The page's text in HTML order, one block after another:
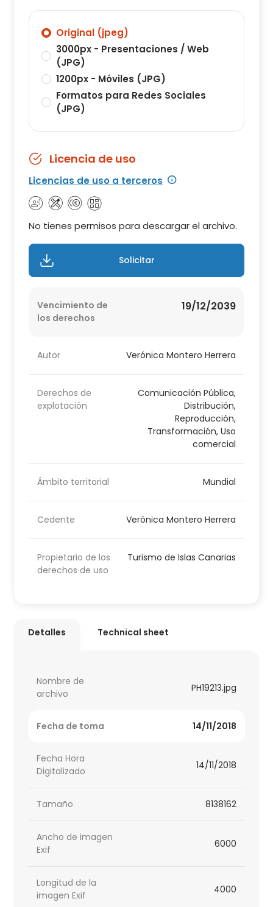
Original (jpeg)
3000px - Presentaciones / Web
(JPG)
1200px - Móviles (JPG)
Formatos para Redes Sociales
(JPG)
Licencia de uso
Licencias de uso a terceros
No tienes permisos para descargar el archivo.
Solicitar
Vencimiento de
los derechos
19/12/2039
Autor Verónica Montero Herrera
Derechos de
explotación
Comunicación Pública,
Distribución,
Reproducción,
Transformación, Uso
comercial
Ámbito territorial Mundial
Cedente Verónica Montero Herrera
Propietario de los
derechos de uso
Turismo de Islas Canarias
Detalles Technical sheet
Nombre de
archivo
PH19213.jpg
Fecha de toma 14/11/2018
Fecha Hora
Digitalizado
14/11/2018
Tamaño 8138162
Ancho de imagen
Exif
6000
Longitud de la
imagen Exif
4000